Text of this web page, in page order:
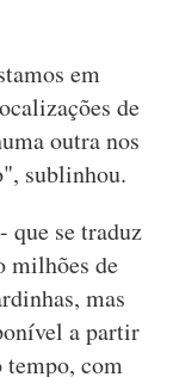
em
de
outra nos
sublinhou.
que se traduz
milhões de
mas
a partir
tempo, com